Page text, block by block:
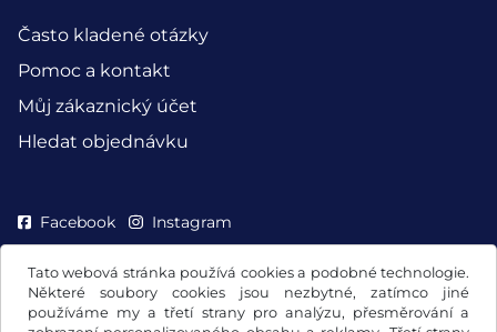
Tato webová stránka používá cookies a podobné technologie.
Některé soubory cookies jsou nezbytné, zatímco jiné
používáme my a třetí strany pro analýzu, přesměrování a
Často kladené otázky
Pomoc a kontakt
Můj zákaznický účet
Hledat objednávku
Facebook Instagram